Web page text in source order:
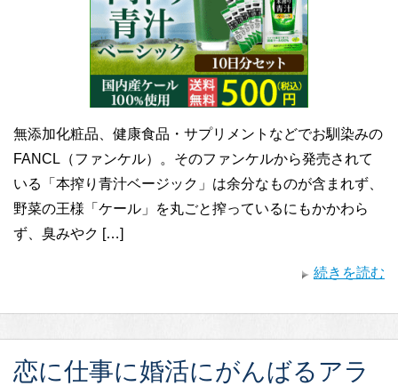
無添加化粧品、健康食品・サプリメントなどでお馴染みの
FANCL（ファンケル）。そのファンケルから発売されて
いる「本搾り青汁ベージック」は余分なものが含まれず、
野菜の王様「ケール」を丸ごと搾っているにもかかわら
ず、臭みやク […]
続きを読む
恋に仕事に婚活にがんばるアラ